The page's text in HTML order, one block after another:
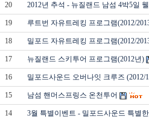
20 2012년 추석 - 뉴질랜드 남섬 4박5일
19 루트번 자유트레킹 프로그램(2012/
18 밀포드 자유트레킹 프로그램(2012/
17 뉴질랜드 스키투어 프로그램(2012년)
16 밀포드사운드 오버나잇 크루즈 (2012/
15 남섬 핸머스프링스 온천투어
14 3월 특별이벤트 - 밀포드사운드 특별